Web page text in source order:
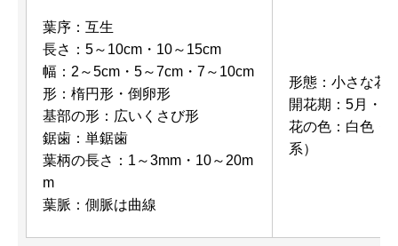
葉序：互生
長さ：5～10cm・10～15cm
幅：2～5cm・5～7cm・7～10cm
形：楕円形・倒卵形
基部の形：広いくさび形
鋸歯：単鋸歯
葉柄の長さ：1～3mm・10～20m
m
葉脈：側脈は曲線
形態：小さな花
開花期：5月・6
花の色：白色・
系）